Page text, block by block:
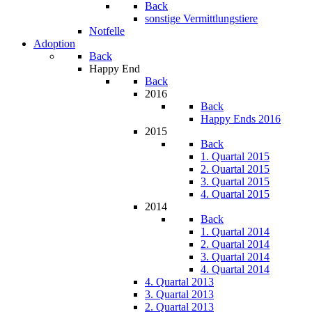
Back
sonstige Vermittlungstiere
Notfelle
Adoption
Back
Happy End
Back
2016
Back
Happy Ends 2016
2015
Back
1. Quartal 2015
2. Quartal 2015
3. Quartal 2015
4. Quartal 2015
2014
Back
1. Quartal 2014
2. Quartal 2014
3. Quartal 2014
4. Quartal 2014
4. Quartal 2013
3. Quartal 2013
2. Quartal 2013